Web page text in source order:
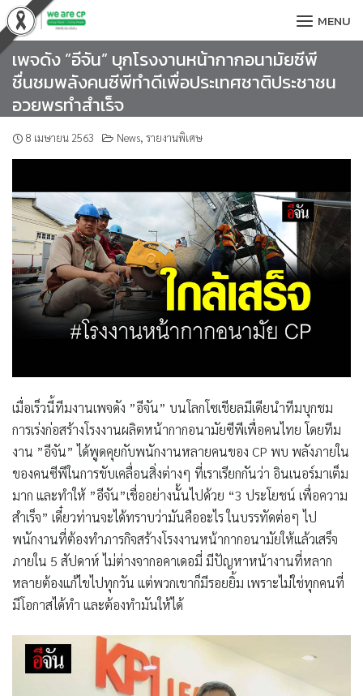
Skip
to
content
MENU
เพจดัง ”อีจัน” บุกโรงงานหน้ากากอนามัยซีพี
ชื่นชมพลังคนซีพีทำดีเพื่อประเทศชาติประชาชน
อวยพรทำสำเร็จ
8 เมษายน 2563 News, รายงานพิเศษ
เมื่อเร็วนี้ทีมงานเพจดัง ”อีจัน” บนโลกโซเชียลมีเดียนำทีมบุกชม
การเร่งก่อสร้างโรงงานผลิตหน้ากากอนามัยซีพีเพื่อคนไทย โดยทีม
งาน ”อีจัน” ได้พูดคุยกับพนักงานหลายคนของ CP พบ พลังภายใน
ของคนซีพีในการขับเคลื่อนสิ่งต่างๆ ที่เราเรียกกันว่า อินเนอร์มาเต็ม
มาก และทำให้ ”อีจัน”เชื่ออย่างนั้นไปด้วย “3 ประโยชน์ เพื่อความ
สำเร็จ” เดี๋ยวท่านจะได้ทราบว่ามันคืออะไร ในบรรทัดต่อๆ ไป
พนักงานที่ต้องทำภารกิจสร้างโรงงานหน้ากากอนามัยให้แล้วเสร็จ
ภายใน 5 สัปดาห์ ไม่ต่างจากอคาเดอมี่ มีปัญหาหน้างานที่หลาก
หลายต้องแก้ไขไปทุกวัน แต่พวกเขาก็มีรอยยิ้ม เพราะไม่ใช่ทุกคนที่
มีโอกาสได้ทำ และต้องทำมันให้ได้